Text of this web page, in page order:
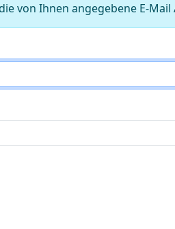
von Ihnen angegebene E-